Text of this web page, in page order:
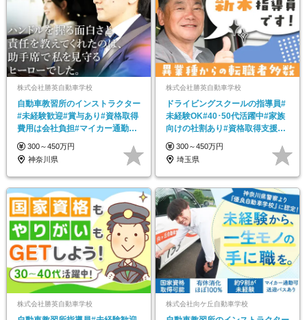
株式会社勝英自動車学校
自動車教習所のインストラクター
#未経験歓迎#賞与あり#資格取得
費用は会社負担#マイカー通勤
OK
300～450万円
神奈川県
株式会社勝英自動車学校
ドライビングスクールの指導員#
未経験OK#40･50代活躍中#家族
向けの社割あり#資格取得支援あ
り
300～450万円
埼玉県
株式会社勝英自動車学校 株式会社向ケ丘自動車学校